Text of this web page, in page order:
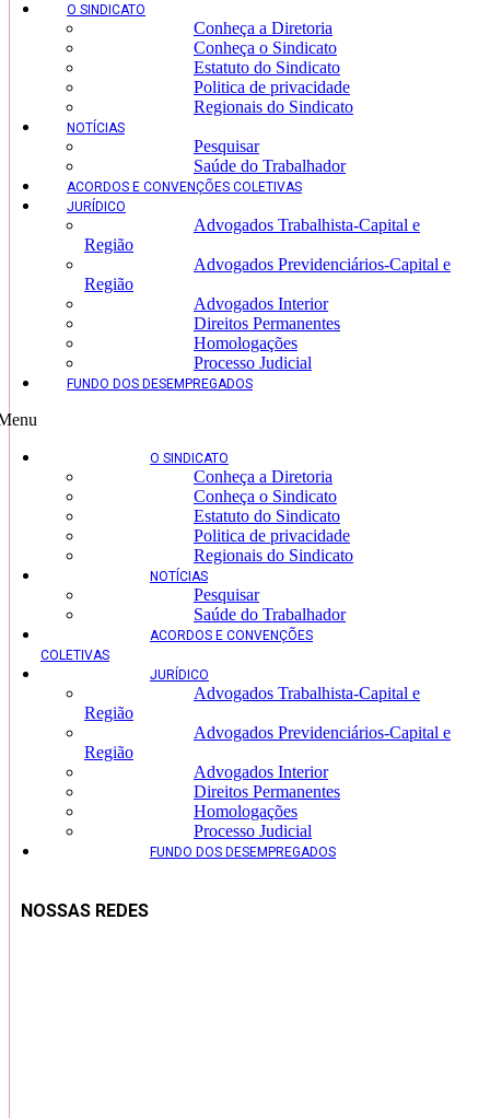
O SINDICATO
Conheça a Diretoria
Conheça o Sindicato
Estatuto do Sindicato
Politica de privacidade
Regionais do Sindicato
NOTÍCIAS
Pesquisar
Saúde do Trabalhador
ACORDOS E CONVENÇÕES COLETIVAS
JURÍDICO
Advogados Trabalhista-Capital e
Região
Advogados Previdenciários-Capital e
Região
Advogados Interior
Direitos Permanentes
Homologações
Processo Judicial
FUNDO DOS DESEMPREGADOS
O SINDICATO
Conheça a Diretoria
Conheça o Sindicato
Estatuto do Sindicato
Politica de privacidade
Regionais do Sindicato
NOTÍCIAS
Pesquisar
Saúde do Trabalhador
ACORDOS E CONVENÇÕES
COLETIVAS
JURÍDICO
Advogados Trabalhista-Capital e
Região
Advogados Previdenciários-Capital e
Região
Advogados Interior
Direitos Permanentes
Homologações
Processo Judicial
FUNDO DOS DESEMPREGADOS
NOSSAS REDES